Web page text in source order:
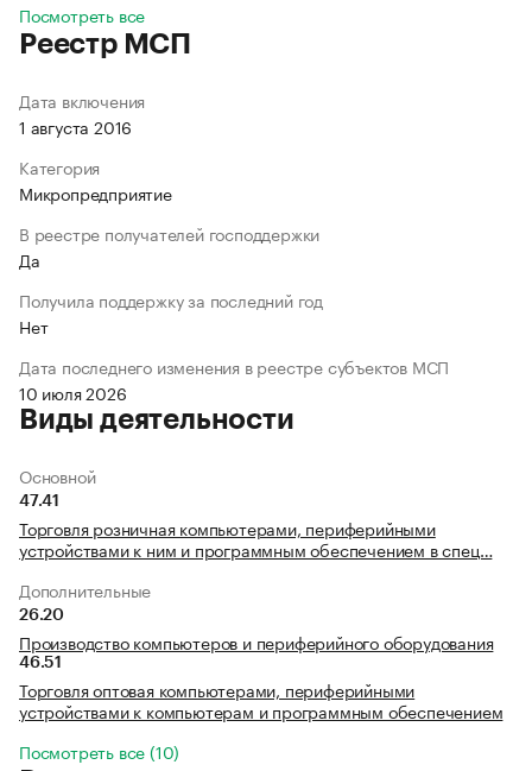
Посмотреть все
Реестр МСП
Дата включения
1 августа 2016
Категория
Микропредприятие
В реестре получателей господдержки
Да
Получила поддержку за последний год
Нет
Дата последнего изменения в реестре субъектов МСП
10 июля 2026
Виды деятельности
Основной
47.41
Торговля розничная компьютерами, периферийными
устройствами к ним и программным обеспечением в спец…
Дополнительные
26.20
Производство компьютеров и периферийного оборудования
46.51
Торговля оптовая компьютерами, периферийными
устройствами к компьютерам и программным обеспечением
Посмотреть все (10)